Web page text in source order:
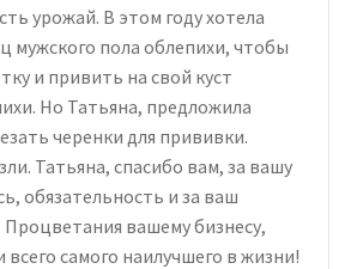
урожай. В этом году хотела
мужского пола облепихи, чтобы
и привить на свой куст
Но Татьяна, предложила
черенки для прививки.
Татьяна, спасибо вам, за вашу
обязательность и за ваш
Процветания вашему бизнесу,
всего самого наилучшего в жизни!